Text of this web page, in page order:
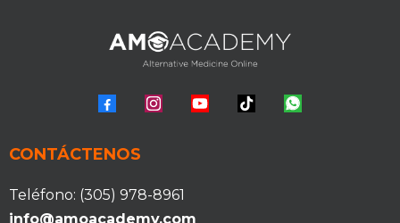
CONTÁCTENOS
Teléfono: (305) 978-8961
info@amoacademy.com